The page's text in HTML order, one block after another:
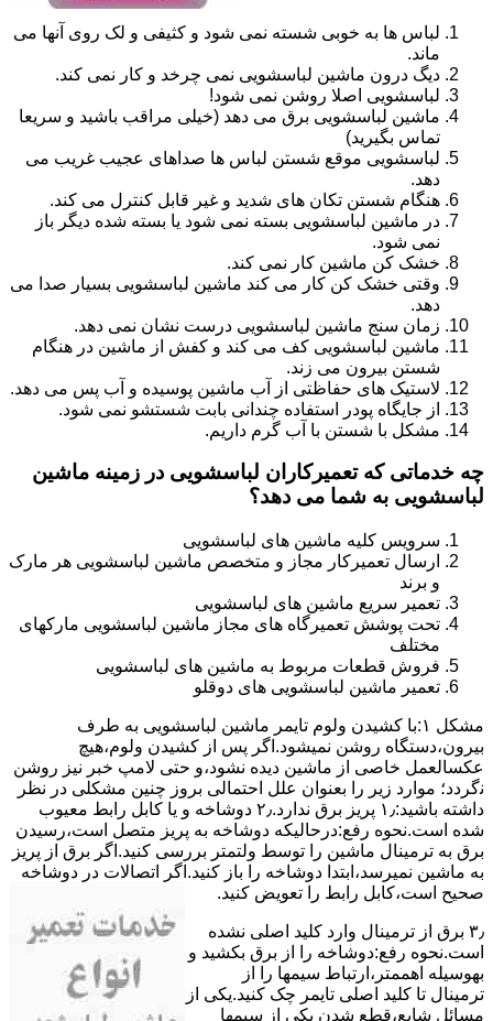
لباس ها به خوبی شسته نمی شود و کثیفی و لک روی آنها می
ماند.
دیگ درون ماشین لباسشویی نمی چرخد و کار نمی کند.
لباسشویی اصلا روشن نمی شود!
ماشین لباسشویی برق می دهد (خیلی مراقب باشید و سریعا
تماس بگیرید)
لباسشویی موقع شستن لباس ها صداهای عجیب غریب می
دهد.
هنگام شستن تکان های شدید و غیر قابل کنترل می کند.
در ماشین لباسشویی بسته نمی شود یا بسته شده دیگر باز
نمی شود.
خشک کن ماشین کار نمی کند.
وقتی خشک کن کار می کند ماشین لباسشویی بسیار صدا می
دهد.
زمان سنج ماشین لباسشویی درست نشان نمی دهد.
ماشین لباسشویی کف می کند و کفش از ماشین در هنگام
شستن بیرون می زند.
لاستیک های حفاظتی از آب ماشین پوسیده و آب پس می دهد.
از جایگاه پودر استفاده چندانی بابت شستشو نمی شود.
مشکل با شستن با آب گرم داریم.
چه خدماتی که تعمیرکاران لباسشویی در زمینه ماشین
لباسشویی به شما می دهد؟
سرویس کلیه ماشین های لباسشویی
ارسال تعمیرکار مجاز و متخصص ماشین لباسشویی هر مارک
و برند
تعمیر سریع ماشین های لباسشویی
تحت پوشش تعمیرگاه های مجاز ماشین لباسشویی مارکهای
مختلف
فروش قطعات مربوط به ماشین های لباسشویی
تعمیر ماشین لباسشویی های دوقلو
مشکل ۱:ﺑﺎ ﮐﺸﯿﺪن وﻟﻮم ﺗﺎﯾﻤﺮ ماشین لباسشویی به طرف
ﺑﯿﺮون،دستگاه روﺷﻦ نمیشود.اﮔﺮ ﭘﺲ از ﮐﺸﯿﺪن وﻟﻮم،ﻫﯿﭻ
عکسالعمل ﺧﺎﺻﯽ از ﻣﺎﺷﯿﻦ دﯾﺪه نشود،و حتی ﻻﻣﭗ ﺧﺒﺮ ﻧﯿﺰ روﺷﻦ
ﻧگردد؛ موارد زیر را بعنوان ﻋﻠﻞ احتمالی بروز چنین مشکلی در نظر
داشته باشید:۱٫ ﭘﺮﯾﺰ ﺑﺮق ﻧﺪارد.۲٫ دوﺷﺎﺧﻪ و ﯾﺎ ﮐﺎﺑﻞ راﺑﻂ ﻣﻌﯿﻮب
ﺷﺪه است.نحوه رفع:درحالیکه دوﺷﺎﺧﻪ ﺑﻪ ﭘﺮﯾﺰ ﻣﺘﺼﻞ اﺳﺖ،رﺳﯿﺪن
ﺑﺮق ﺑﻪ ﺗﺮﻣﯿﻨﺎل ﻣﺎﺷﯿﻦ را ﺗﻮﺳﻂ ولتمتر بررسی ﮐﻨﯿﺪ.اﮔﺮ ﺑﺮق از ﭘﺮﯾﺰ
ﺑﻪ ﻣﺎﺷﯿﻦ نمیرسد،اﺑﺘﺪا دوشاخه را باز کنید.اﮔﺮ اﺗﺼﺎﻻت در دوشاخه
ﺻﺤﯿﺢ اﺳﺖ،ﮐﺎﺑﻞ راﺑﻂ را ﺗﻌﻮﯾﺾ کنید.
۳٫ ﺑﺮق از ﺗﺮﻣﯿﻨﺎل وارد ﮐﻠﯿﺪ اﺻﻠﯽ ﻧﺸﺪه
است.نحوه رﻓﻊ:دوشاخه را از ﺑﺮق بکشید و
بهوسیله اهممتر،ارﺗﺒﺎط سیمها را از
ﺗﺮﻣﯿﻨﺎل ﺗﺎ ﮐﻠﯿﺪ اﺻﻠﯽ ﺗﺎﯾﻤﺮ چک کنید.یکی از
مسائل شایع،ﻗﻄﻊ شدن ﯾﮑﯽ از سیمها